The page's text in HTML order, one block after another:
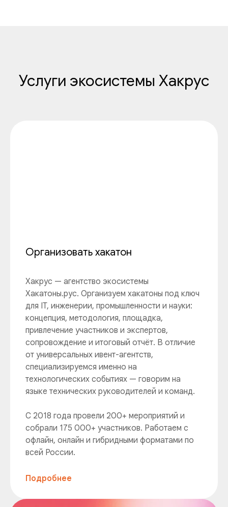
Услуги экосистемы Хакрус
Организовать хакатон
Хакрус — агентство экосистемы
Хакатоны.рус. Организуем хакатоны под ключ
для IT, инженерии, промышленности и науки:
концепция, методология, площадка,
привлечение участников и экспертов,
сопровождение и итоговый отчёт. В отличие
от универсальных ивент-агентств,
специализируемся именно на
технологических событиях — говорим на
языке технических руководителей и команд.
С 2018 года провели 200+ мероприятий и
собрали 175 000+ участников. Работаем с
офлайн, онлайн и гибридными форматами по
всей России.
Подробнее